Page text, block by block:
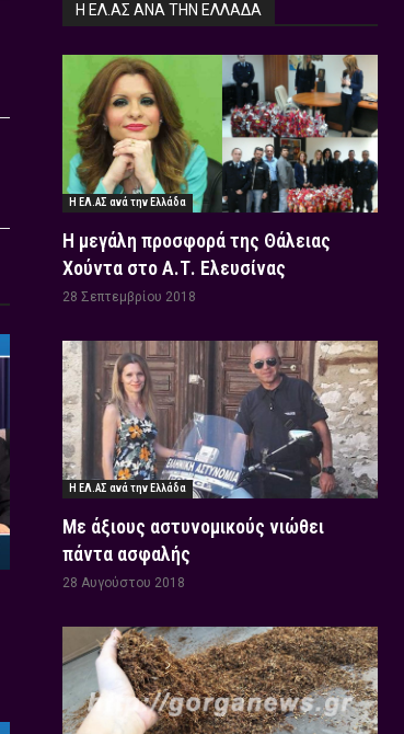
Η ΕΛ.ΑΣ ΑΝΆ ΤΗΝ ΕΛΛΆΔΑ
Η ΕΛ.ΑΣ ανά την Ελλάδα
Η μεγάλη προσφορά της Θάλειας
Χούντα στο Α.Τ. Ελευσίνας
28 Σεπτεμβρίου 2018
Η ΕΛ.ΑΣ ανά την Ελλάδα
Με άξιους αστυνομικούς νιώθει
πάντα ασφαλής
28 Αυγούστου 2018